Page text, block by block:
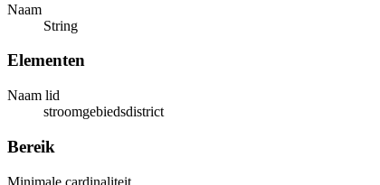
Naam
String
Elementen
Naam lid
stroomgebiedsdistrict
Bereik
Minimale cardinaliteit